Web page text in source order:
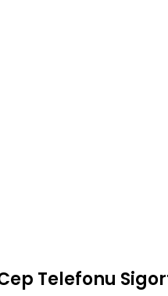
Telefonu